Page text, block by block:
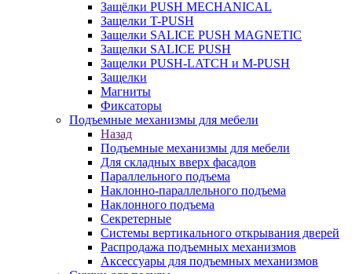
Защёлки PUSH MECHANICAL
Защелки T-PUSH
Защелки SALICE PUSH MAGNETIC
Защелки SALICE PUSH
Защелки PUSH-LATCH и M-PUSH
Защелки
Магниты
Фиксаторы
Подъемные механизмы для мебели
Назад
Подъемные механизмы для мебели
Для складных вверх фасадов
Параллельного подъема
Наклонно-параллельного подъема
Наклонного подъема
Секретерные
Системы вертикального открывания дверей
Распродажа подъемных механизмов
Аксессуары для подъемных механизмов